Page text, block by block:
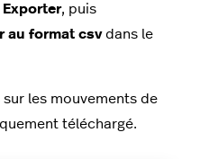
Exporter, puis
au format csvdans le
sur les mouvements de
téléchargé.